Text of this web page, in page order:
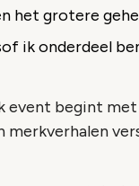
het grotere
ik onderdeel
event begint
merkverhalen